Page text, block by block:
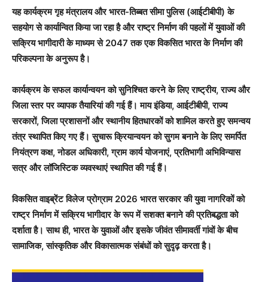
यह कार्यक्रम गृह मंत्रालय और भारत-तिब्बत सीमा पुलिस (आईटीबीपी) के
सहयोग से कार्यान्वित किया जा रहा है और राष्ट्र निर्माण की पहलों में युवाओं की
सक्रिय भागीदारी के माध्यम से 2047 तक एक विकसित भारत के निर्माण की
परिकल्पना के अनुरूप है।
कार्यक्रम के सफल कार्यान्वयन को सुनिश्चित करने के लिए राष्ट्रीय, राज्य और
जिला स्तर पर व्यापक तैयारियां की गई हैं। माय इंडिया, आईटीबीपी, राज्य
सरकारों, जिला प्रशासनों और स्थानीय हितधारकों को शामिल करते हुए समन्वय
तंत्र स्थापित किए गए हैं। सुचारू क्रियान्वयन को सुगम बनाने के लिए समर्पित
नियंत्रण कक्ष, नोडल अधिकारी, ग्राम कार्य योजनाएं, प्रतिभागी अभिविन्यास
सत्र और लॉजिस्टिक व्यवस्थाएं स्थापित की गई हैं।
विकसित वाइब्रेंट विलेज प्रोग्राम 2026 भारत सरकार की युवा नागरिकों को
राष्ट्र निर्माण में सक्रिय भागीदार के रूप में सशक्त बनाने की प्रतिबद्धता को
दर्शाता है। साथ ही, भारत के युवाओं और इसके जीवंत सीमावर्ती गांवों के बीच
सामाजिक, सांस्कृतिक और विकासात्मक संबंधों को सुदृढ़ करता है।